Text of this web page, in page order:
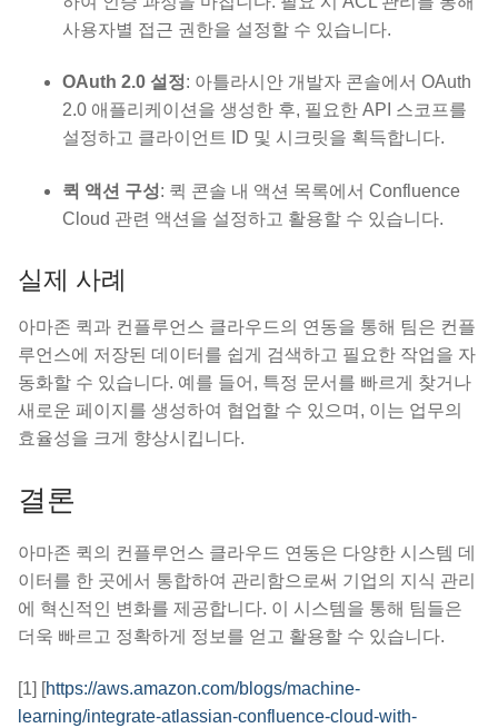
사용자별 접근 권한을 설정할 수 있습니다.
OAuth 2.0 설정: 아틀라시안 개발자 콘솔에서 OAuth
2.0 애플리케이션을 생성한 후, 필요한 API 스코프를
설정하고 클라이언트 ID 및 시크릿을 획득합니다.
퀵 액션 구성: 퀵 콘솔 내 액션 목록에서 Confluence
Cloud 관련 액션을 설정하고 활용할 수 있습니다.
실제 사례
아마존 퀵과 컨플루언스 클라우드의 연동을 통해 팀은 컨플
루언스에 저장된 데이터를 쉽게 검색하고 필요한 작업을 자
동화할 수 있습니다. 예를 들어, 특정 문서를 빠르게 찾거나
새로운 페이지를 생성하여 협업할 수 있으며, 이는 업무의
효율성을 크게 향상시킵니다.
결론
아마존 퀵의 컨플루언스 클라우드 연동은 다양한 시스템 데
이터를 한 곳에서 통합하여 관리함으로써 기업의 지식 관리
에 혁신적인 변화를 제공합니다. 이 시스템을 통해 팀들은
더욱 빠르고 정확하게 정보를 얻고 활용할 수 있습니다.
[1] [
https://aws.amazon.com/blogs/machine-
learning/integrate-atlassian-confluence-cloud-with-